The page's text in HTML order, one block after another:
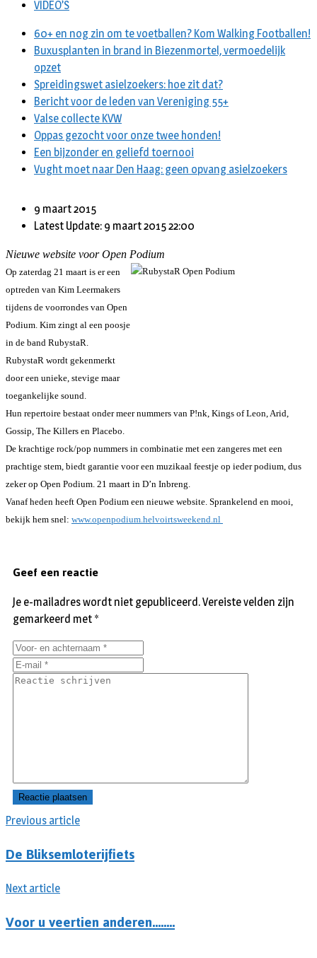
VIDEO’S
60+ en nog zin om te voetballen? Kom Walking Footballen!
Buxusplanten in brand in Biezenmortel, vermoedelijk
opzet
Spreidingswet asielzoekers: hoe zit dat?
Bericht voor de leden van Vereniging 55+
Valse collecte KVW
Oppas gezocht voor onze twee honden!
Een bijzonder en geliefd toernooi
Vught moet naar Den Haag: geen opvang asielzoekers
9 maart 2015
Latest Update: 9 maart 2015 22:00
Nieuwe website voor Open Podium
Op zaterdag 21 maart is er een
optreden van Kim Leermakers
tijdens de voorrondes van Open
Podium. Kim zingt al een poosje
in de band RubystaR.
RubystaR wordt gekenmerkt
door een unieke, stevige maar
toegankelijke sound.
Hun repertoire bestaat onder meer nummers van P!nk, Kings of Leon, Arid,
Gossip, The Killers en Placebo.
De krachtige rock/pop nummers in combinatie met een zangeres met een
prachtige stem, biedt garantie voor een muzikaal feestje op ieder podium, dus
zeker op Open Podium. 21 maart in D’n Inbreng.
Vanaf heden heeft Open Podium een nieuwe website. Sprankelend en mooi,
bekijk hem snel: www.openpodium.helvoirtsweekend.nl
Previous article
De Bliksemloterijfiets
Next article
Voor u veertien anderen……..
Geef een reactie
Je e-mailadres wordt niet gepubliceerd.Vereiste velden zijn
gemarkeerd met *